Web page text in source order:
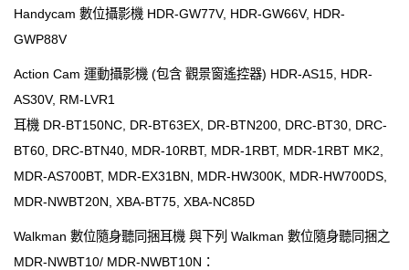
Handycam 數位攝影機 HDR-GW77V, HDR-GW66V, HDR-
GWP88V
Action Cam 運動攝影機 (包含 觀景窗遙控器) HDR-AS15, HDR-
AS30V, RM-LVR1
耳機 DR-BT150NC, DR-BT63EX, DR-BTN200, DRC-BT30, DRC-
BT60, DRC-BTN40, MDR-10RBT, MDR-1RBT, MDR-1RBT MK2,
MDR-AS700BT, MDR-EX31BN, MDR-HW300K, MDR-HW700DS,
MDR-NWBT20N, XBA-BT75, XBA-NC85D
Walkman 數位隨身聽同捆耳機 與下列 Walkman 數位隨身聽同捆之
MDR-NWBT10/ MDR-NWBT10N：